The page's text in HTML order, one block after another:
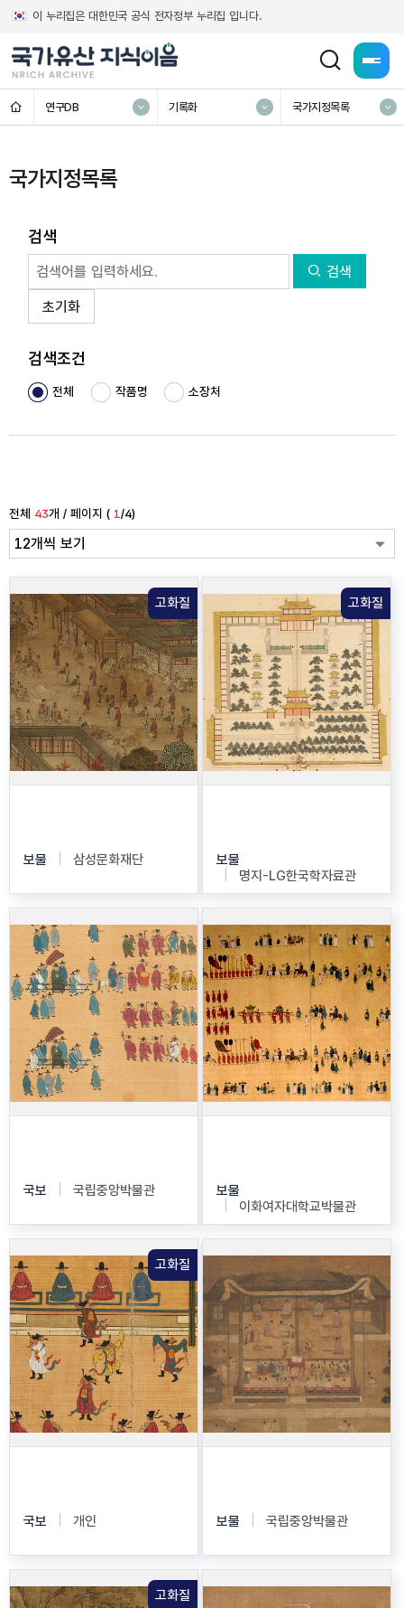
이 누리집은 대한민국 공식 전자정부 누리집 입니다.
전체
홈 연구DB 기록화 국가지정목록
국가지정목록
검색
검색
초기화
검색조건
전체 작품명 소장처
전체 43개 / 페이지 ( 1/4)
고화질
보물 삼성문화재단
고화질
보물
명지-LG한국학자료관
국보 국립중앙박물관
보물
이화여자대학교박물관
고화질
국보 개인 보물 국립중앙박물관
고화질